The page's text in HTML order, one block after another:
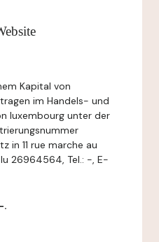
Kapital von
im Handels- und
luxembourg unter der
in 11 rue marche au
lu 26964564, Tel.: -, E-
.